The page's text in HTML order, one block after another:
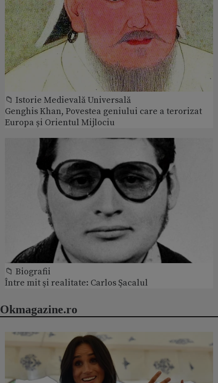
📁 Istorie Medievală Universală
Genghis Khan, Povestea geniului care a terorizat
Europa și Orientul Mijlociu
📁 Biografii
Între mit şi realitate: Carlos Şacalul
Okmagazine.ro